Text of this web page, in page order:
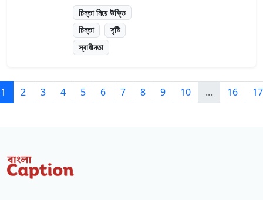
চিন্তা নিয়ে উক্তি
চিন্তা
সৃষ্টি
স্বাধীনতা
1 2 3 4 5 6 7 8 9 10 ... 16 17